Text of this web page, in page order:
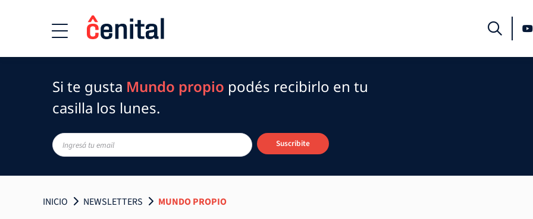
Si te gusta Mundo propio podés recibirlo en tu
casilla los lunes.
Suscribite
INICIO NEWSLETTERS MUNDO PROPIO